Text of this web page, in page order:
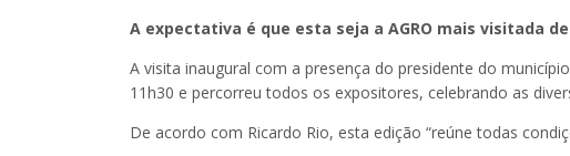
A expectativa é que esta seja a AGRO mais visitada
A visita inaugural com a presença do presidente do
11h30 e percorreu todos os expositores, celebrando as
De acordo com Ricardo Rio, esta edição “reúne todas